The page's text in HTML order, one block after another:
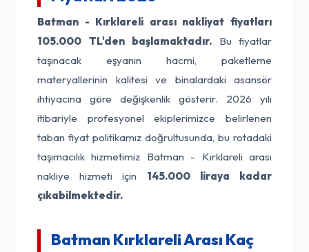
Batman - Kırklareli arası nakliyat fiyatları
105.000 TL'den başlamaktadır. Bu fiyatlar
taşınacak eşyanın hacmi, paketleme
materyallerinin kalitesi ve binalardaki asansör
ihtiyacına göre değişkenlik gösterir. 2026 yılı
itibariyle profesyonel ekiplerimizce belirlenen
taban fiyat politikamız doğrultusunda, bu rotadaki
taşımacılık hizmetimiz Batman - Kırklareli arası
nakliye hizmeti için 145.000 liraya kadar
çıkabilmektedir.
Batman Kırklareli Arası Kaç